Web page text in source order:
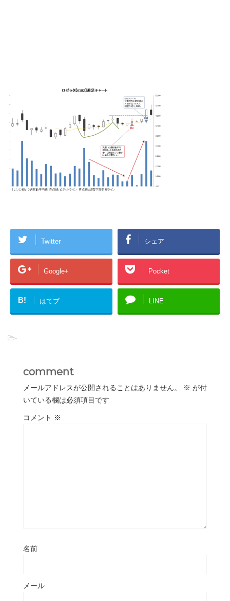
Twitter シェア
Google+ Pocket
B! はてブ LINE
-
comment
メールアドレスが公開されることはありません。 ※ が付
いている欄は必須項目です
コメント ※
名前
メール